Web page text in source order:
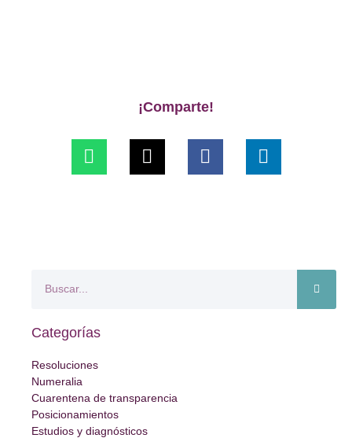
¡Comparte!
Categorías
Resoluciones
Numeralia
Cuarentena de transparencia
Posicionamientos
Estudios y diagnósticos